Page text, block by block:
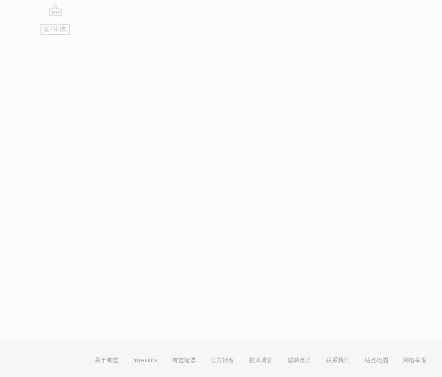
go
top
返回词典
关于有道 Investors 有道智选 官方博客 技术博客 诚聘英才 联系我们 站点地图 网络举报